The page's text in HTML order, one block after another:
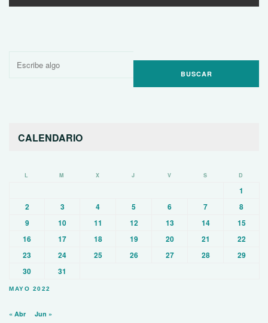
Buscar
CALENDARIO
MAYO 2022
L M X J V S D
1
2
3 4 5 6 7
8
9
10 11 12 13 14
15
16
17 18 19 20 21
22
23
24 25 26 27 28
29
30
31
« Abr Jun »